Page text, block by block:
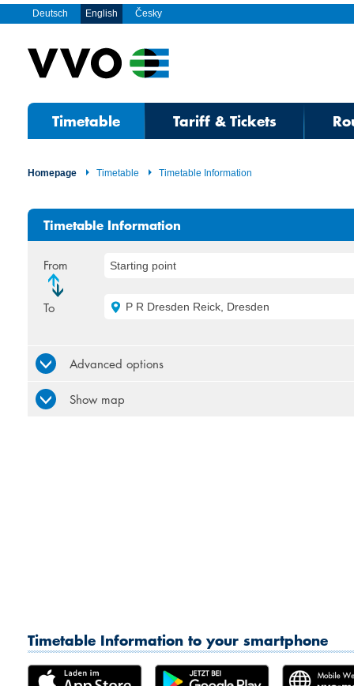
Deutsch English Česky
Timetable Tariff & Tickets
Homepage Timetable Timetable Information
Timetable Information
From
To
Starting point
P R Dresden Reick, Dresden
Advanced options
Show map
Timetable Information to your smartphone